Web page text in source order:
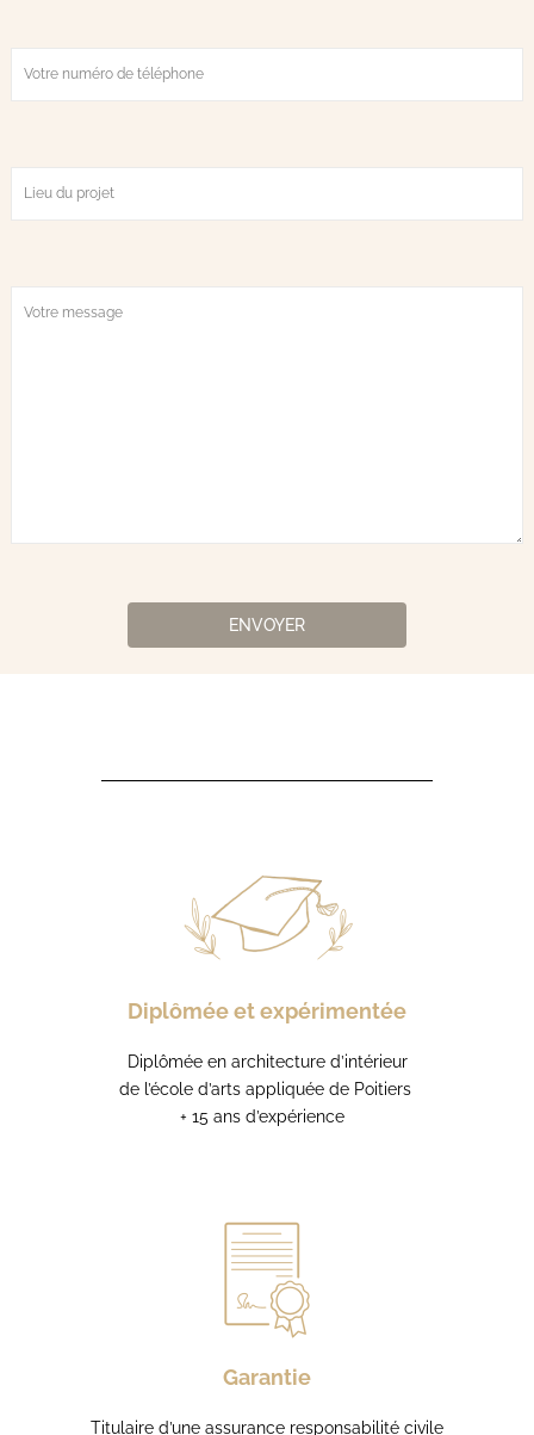
Diplômée et expérimentée
Diplômée en architecture d’intérieur
de l’école d’arts appliquée de Poitiers
+ 15 ans d’expérience
Garantie
Titulaire d’une assurance responsabilité civile